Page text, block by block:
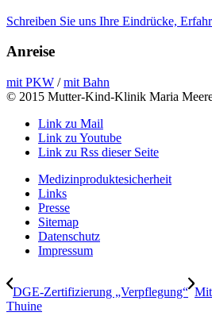
Schreiben Sie uns Ihre Eindrücke,
Anreise
mit PKW /mit Bahn
© 2015 Mutter-Kind-Klinik Maria
Link zu Mail
Link zu Youtube
Link zu Rss dieser Seite
Medizinproduktesicherheit
Links
Presse
Sitemap
Datenschutz
Impressum
DGE-Zertifizierung „Verpflegung“
Thuine